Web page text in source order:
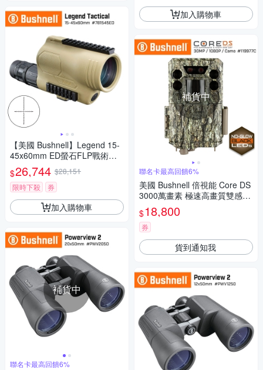
【美國 Bushnell】Legend 15-
45x60mm ED螢石FLP戰術觀
靶型單筒望遠鏡 781545ED (公
司貨)
$26,744 $28,151
限時下殺
券
加入購物車
補貨中
聯名卡最高回饋6%
加入購物車
補貨中
聯名卡最高回饋6%
美國 Bushnell 倍視能 Core DS
3000萬畫素 極速高畫質雙感應
器紅外線自動相機 無光型 1199
77C (公司貨)
$18,800
券
貨到通知我